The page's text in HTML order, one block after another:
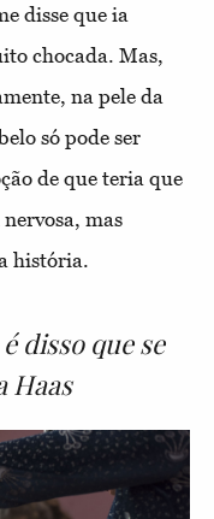
disse que ia
chocada. Mas,
na pele da
só pode ser
de que teria que
mas
história.
disso que se
Haas